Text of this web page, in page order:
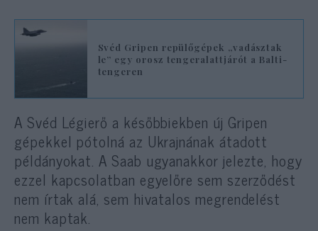
Svéd Gripen repülőgépek „vadásztak
le” egy orosz tengeralattjárót a Balti-
tengeren
A Svéd Légierő a későbbiekben új Gripen
gépekkel pótolná az Ukrajnának átadott
példányokat. A Saab ugyanakkor jelezte, hogy
ezzel kapcsolatban egyelőre sem szerződést
nem írtak alá, sem hivatalos megrendelést
nem kaptak.